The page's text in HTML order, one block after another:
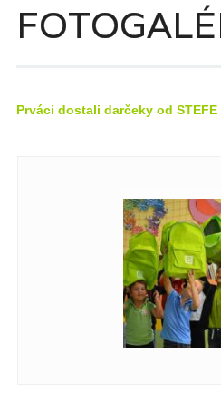
Prváci dostali darčeky od STEFE